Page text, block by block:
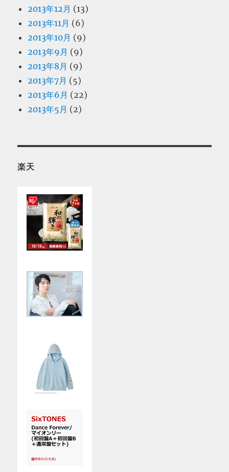
2013年12月 (13)
2013年11月 (6)
2013年10月 (9)
2013年9月 (9)
2013年8月 (9)
2013年7月 (5)
2013年6月 (22)
2013年5月 (2)
楽天